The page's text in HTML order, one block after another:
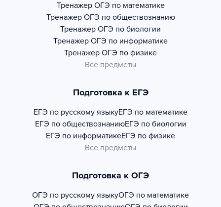
Тренажер ОГЭ по математике
Тренажер ОГЭ по обществознанию
Тренажер ОГЭ по биологии
Тренажер ОГЭ по информатике
Тренажер ОГЭ по физике
Все предметы
Подготовка к ЕГЭ
ЕГЭ по русскому языкуЕГЭ по математике
ЕГЭ по обществознаниюЕГЭ по биологии
ЕГЭ по информатикеЕГЭ по физике
Все предметы
Подготовка к ОГЭ
ОГЭ по русскому языкуОГЭ по математике